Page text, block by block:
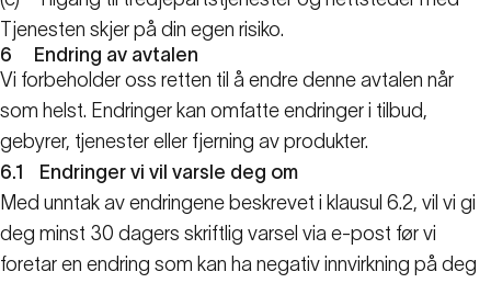
Tjenesten skjer på din egen risiko.
6
Endring av avtalen
Vi forbeholder oss retten til å endre denne avtalen når
som helst. Endringer kan omfatte endringer i tilbud,
gebyrer, tjenester eller fjerning av produkter.
6.1
Endringer vi vil varsle deg om
Med unntak av endringene beskrevet i klausul 6.2, vil vi gi
deg minst 30 dagers skriftlig varsel via e-post før vi
foretar en endring som kan ha negativ innvirkning på deg